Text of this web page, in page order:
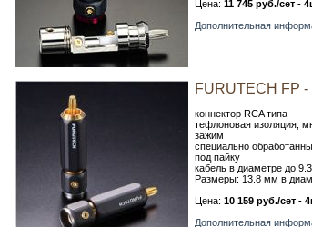
Цена: 11 745 руб./сет -
Дополнительная
FURUTECH FP -
коннектор RCA типа
тефлоновая изоляция,
зажим
специально
под пайку
кабель в диаметре до
Размеры: 13.8 мм в
Цена: 10 159 руб./сет -
Дополнительная